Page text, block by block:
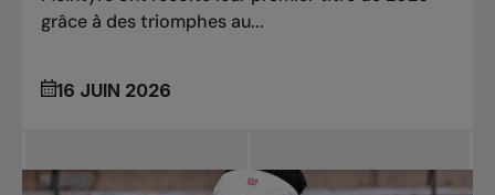
grâce à des triomphes au...
16 JUIN 2026